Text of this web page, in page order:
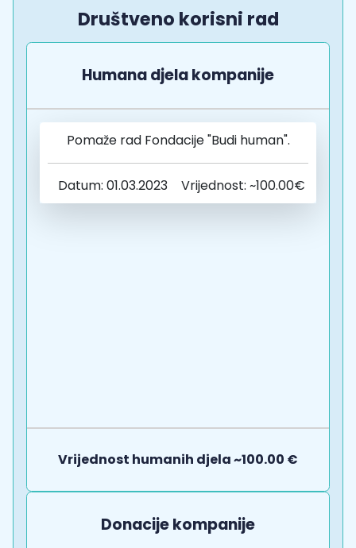
Društveno korisni rad
Humana djela kompanije
Pomaže rad Fondacije "Budi human".
Datum: 01.03.2023 Vrijednost: ~100.00€
Vrijednost humanih djela ~100.00 €
Donacije kompanije